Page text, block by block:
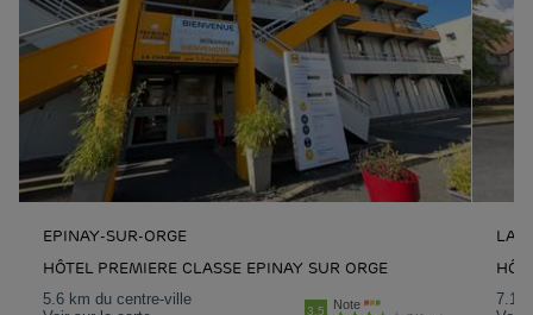
EPINAY-SUR-ORGE
HÔTEL PREMIERE CLASSE EPINAY SUR ORGE
5.6 km du centre-ville
3.5 Note
LA
7.1